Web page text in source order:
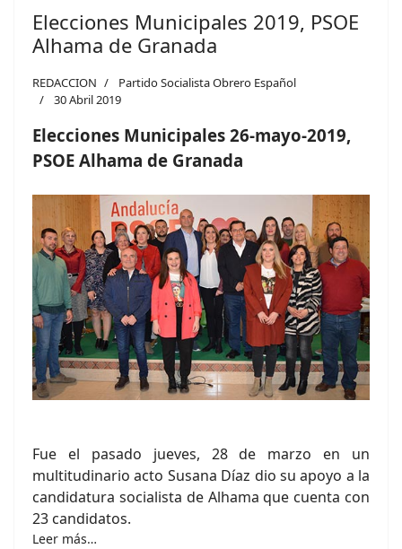
Elecciones Municipales 2019, PSOE
Alhama de Granada
REDACCION
Partido Socialista Obrero Español
30 Abril 2019
Elecciones Municipales 26-mayo-2019,
PSOE Alhama de Granada
Fue el pasado jueves, 28 de marzo en un
multitudinario acto Susana Díaz dio su apoyo a la
candidatura socialista de Alhama que cuenta con
23 candidatos.
Leer más…